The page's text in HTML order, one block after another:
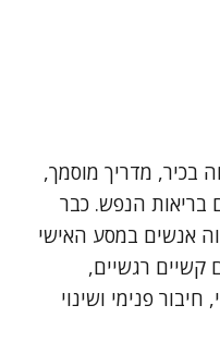
בכיר, מדריך מוסמך,
בריאות הנפש. כבר
אנשים במסע האישי
רגשיים,
חיבור פנימי ושינוי